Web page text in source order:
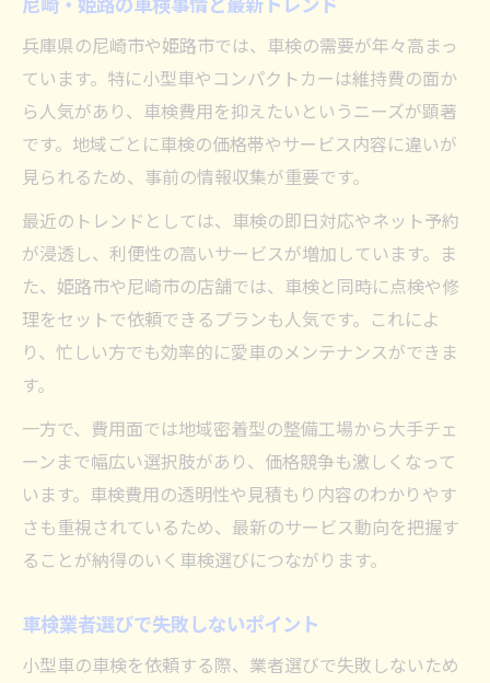
兵庫県の尼崎市や姫路市では、車検の需要が年々高まっ
ています。特に小型車やコンパクトカーは維持費の面か
ら人気があり、車検費用を抑えたいというニーズが顕著
です。地域ごとに車検の価格帯やサービス内容に違いが
見られるため、事前の情報収集が重要です。
最近のトレンドとしては、車検の即日対応やネット予約
が浸透し、利便性の高いサービスが増加しています。ま
た、姫路市や尼崎市の店舗では、車検と同時に点検や修
理をセットで依頼できるプランも人気です。これによ
り、忙しい方でも効率的に愛車のメンテナンスができま
す。
一方で、費用面では地域密着型の整備工場から大手チェ
ーンまで幅広い選択肢があり、価格競争も激しくなって
います。車検費用の透明性や見積もり内容のわかりやす
さも重視されているため、最新のサービス動向を把握す
ることが納得のいく車検選びにつながります。
車検業者選びで失敗しないポイント
小型車の車検を依頼する際、業者選びで失敗しないため